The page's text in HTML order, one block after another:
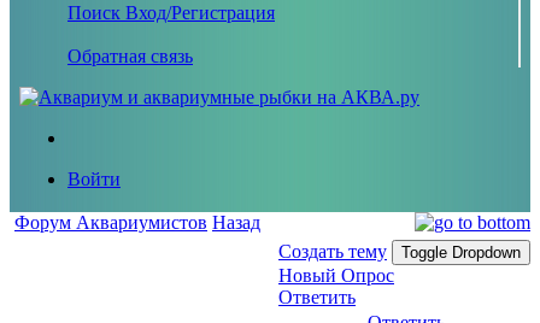
Поиск Вход/Регистрация
Обратная связь
Войти
Форум Аквариумистов Назад
Создать тему
Toggle Dropdown
Новый Опрос
Ответить